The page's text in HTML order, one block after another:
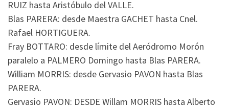
RUIZ hasta Aristóbulo del VALLE.
Blas PARERA: desde Maestra GACHET hasta Cnel.
Rafael HORTIGUERA.
Fray BOTTARO: desde límite del Aeródromo Morón
paralelo a PALMERO Domingo hasta Blas PARERA.
William MORRIS: desde Gervasio PAVON hasta Blas
PARERA.
Gervasio PAVON: DESDE Willam MORRIS hasta Alberto